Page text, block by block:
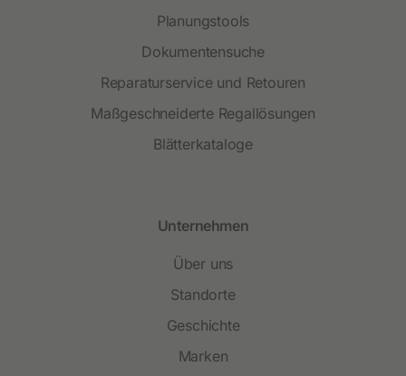
Planungstools
Dokumentensuche
Reparaturservice und Retouren
Maßgeschneiderte Regallösungen
Blätterkataloge
Unternehmen
Über uns
Standorte
Geschichte
Marken